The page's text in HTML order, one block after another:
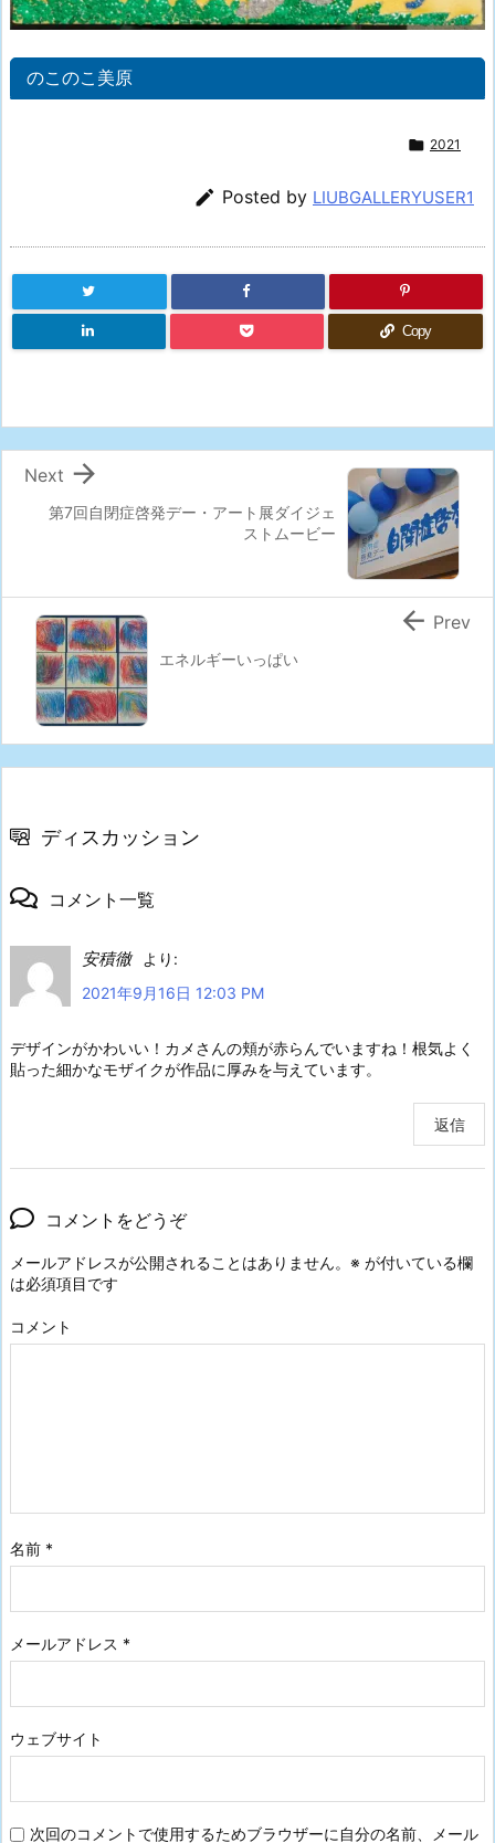
のこのこ美原
 2021
 Posted by LIUBGALLERYUSER1
Copy
第7回自閉症啓発デー・アート展ダイジェ
ストムービー

Next
エネルギーいっぱい
 Prev
ディスカッション
コメント一覧
安積徹
より:
2021年9月16日 12:03 PM
デザインがかわいい！カメさんの頬が赤らんでいますね！根気よく
貼った細かなモザイクが作品に厚みを与えています。
返信
コメントをどうぞ
メールアドレスが公開されることはありません。 ※ が付いている欄
は必須項目です
コメント
名前 *
メールアドレス *
ウェブサイト
次回のコメントで使用するためブラウザーに自分の名前、メール